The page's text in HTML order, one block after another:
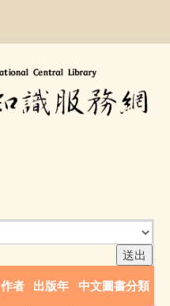
作者 出版年 中文圖書分類